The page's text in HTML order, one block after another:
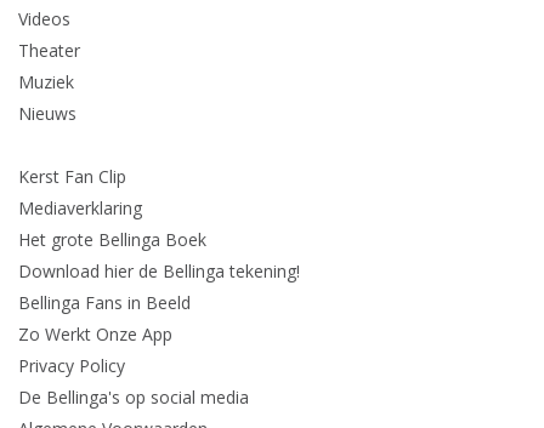
Videos
Theater
Muziek
Nieuws
Kerst Fan Clip
Mediaverklaring
Het grote Bellinga Boek
Download hier de Bellinga tekening!
Bellinga Fans in Beeld
Zo Werkt Onze App
Privacy Policy
De Bellinga's op social media